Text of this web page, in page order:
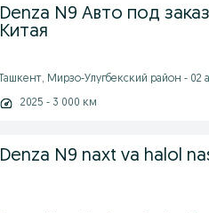
Denza N9 Авто под
Китая
Ташкент, Мирзо-Улугбекский район - 02
2025 - 3 000 км
Denza N9 naxt va halol